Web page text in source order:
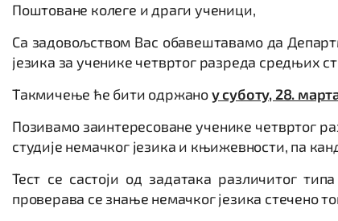
Поштоване колеге и драги ученици,
Са задовољством Вас обавештавамо да
језика за ученике четвртог разреда средњих
Такмичење ће бити одржаноу суботу, 28.
Позивамо заинтересоване ученике четвртог
студије немачког језика и књижевности, па
Тест се састоји од задатака различитог
проверава ce знање немачког језика стечено